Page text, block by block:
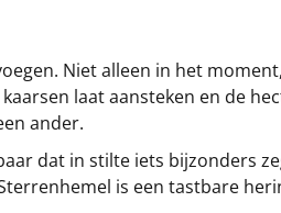
Niet alleen in het
laat aansteken en de
ander.
dat in stilte iets bijzonders
is een tastbare